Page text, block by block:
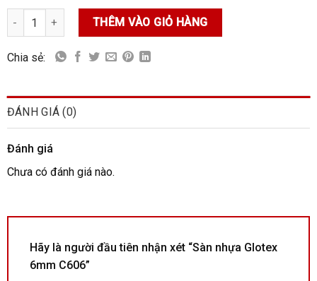
Sàn nhựa Glotex 6mm C606 số lượng
THÊM VÀO GIỎ HÀNG
Chia sẻ:
ĐÁNH GIÁ (0)
Đánh giá
Chưa có đánh giá nào.
Hãy là người đầu tiên nhận xét “Sàn nhựa Glotex
6mm C606”